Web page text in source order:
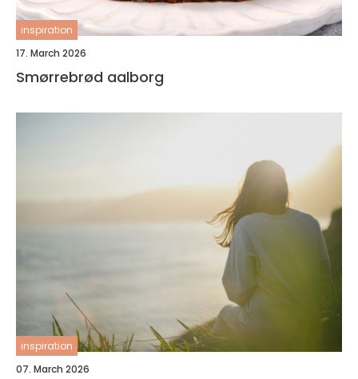
inspiration
17. March 2026
Smørrebrød aalborg
inspiration
07. March 2026